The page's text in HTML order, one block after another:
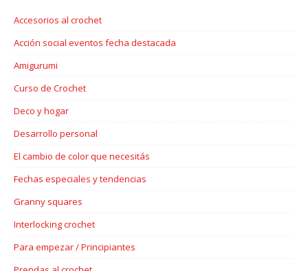
Accesorios al crochet
Acción social eventos fecha destacada
Amigurumi
Curso de Crochet
Deco y hogar
Desarrollo personal
El cambio de color que necesitás
Fechas especiales y tendencias
Granny squares
Interlocking crochet
Para empezar / Principiantes